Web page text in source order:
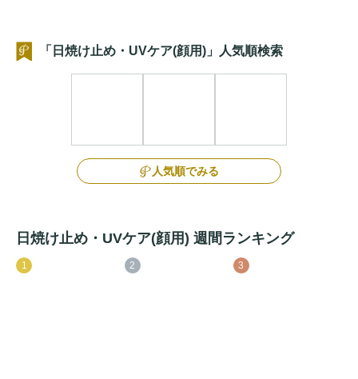
「日焼け止め・UVケア(顔用)」人気順検索
人気順でみる
日焼け止め・UVケア(顔用) 週間ランキング
1 2 3